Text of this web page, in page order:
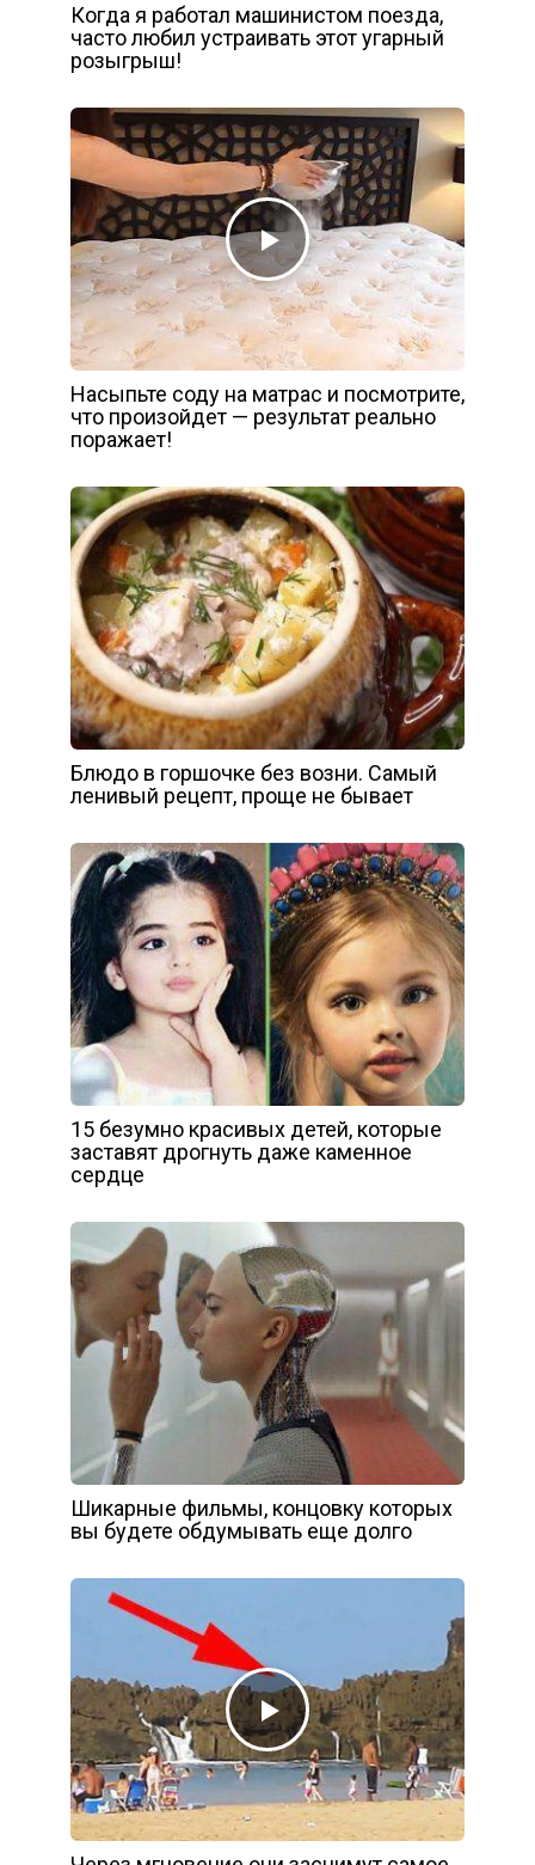
Когда я работал машинистом поезда,
часто любил устраивать этот угарный
розыгрыш!
Насыпьте соду на матрас и посмотрите,
что произойдет — результат реально
поражает!
Блюдо в горшочке без возни. Самый
ленивый рецепт, проще не бывает
15 безумно красивых детей, которые
заставят дрогнуть даже каменное
сердце
Шикарные фильмы, концовку которых
вы будете обдумывать еще долго